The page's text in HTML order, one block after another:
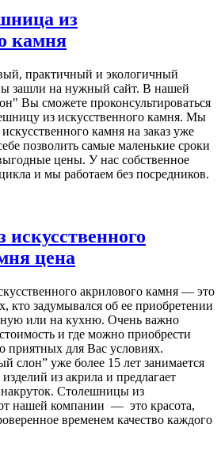
из
камня
практичный и экологичный
зашли на нужный сайт. В нашей
Вы сможете проконсультироваться
из искусственного камня. Мы
камня на заказ уже
позволить самые маленькие сроки
цены. У нас собственное
и мы работаем без посредников.
цена
акрилового камня — это
кто задумывался об ее приобретении
или на кухню. Очень важно
и где можно приобрести
приятных для Вас условиях.
слон” уже более 15 лет занимается
из акрила и предлагает
Столешницы из
нашей компании — это красота,
временем качество каждого